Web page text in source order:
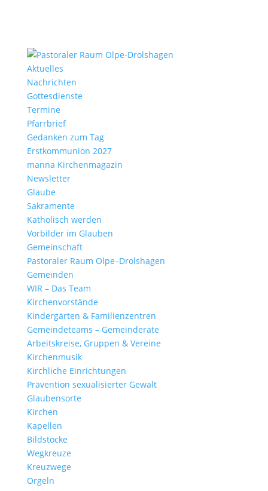
Aktu­elles
Nach­richten
Gottes­dienste
Termine
Pfarr­brief
Gedanken zum Tag
Erst­kom­mu­nion 2027
manna Kirchen­ma­gazin
News­letter
Glaube
Sakra­mente
Katho­lisch werden
Vorbilder im Glauben
Gemein­schaft
Pasto­raler Raum Olpe–Drolshagen
Gemeinden
WIR – Das Team
Kirchen­vor­stände
Kinder­gärten & Familienzentren
Gemein­de­teams – Gemeinderäte
Arbeits­kreise, Gruppen & Vereine
Kirchen­musik
Kirch­liche Einrichtungen
Präven­tion sexua­li­sierter Gewalt
Glau­ben­s­orte
Kirchen
Kapellen
Bild­stöcke
Wegkreuze
Kreuz­wege
Orgeln